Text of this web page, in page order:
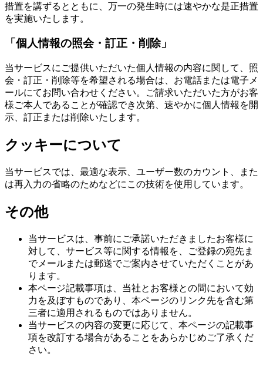
措置を講ずるとともに、万一の発生時には速やかな是正措置
を実施いたします。
「個人情報の照会・訂正・削除」
当サービスにご提供いただいた個人情報の内容に関して、照
会・訂正・削除等を希望される場合は、お電話または電子メ
ールにてお問い合わせください。ご請求いただいた方がお客
様ご本人であることが確認でき次第、速やかに個人情報を開
示、訂正または削除いたします。
クッキーについて
当サービスでは、最適な表示、ユーザー数のカウント、また
は再入力の省略のためなどにこの技術を使用しています。
その他
当サービスは、事前にご承諾いただきましたお客様に
対して、サービス等に関する情報を、ご登録の宛先ま
でメールまたは郵送でご案内させていただくことがあ
ります。
本ページ記載事項は、当社とお客様との間において効
力を及ぼすものであり、本ページのリンク先を含む第
三者に適用されるものではありません。
当サービスの内容の変更に応じて、本ページの記載事
項を改訂する場合があることをあらかじめご了承くだ
さい。